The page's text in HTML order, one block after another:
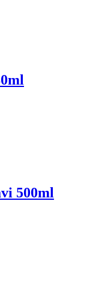
500ml